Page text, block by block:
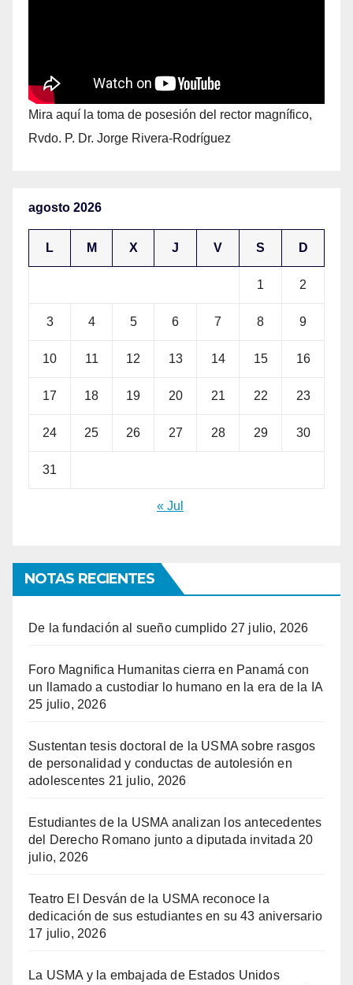
Mira aquí la toma de posesión del rector magnífico,
Rvdo. P. Dr. Jorge Rivera-Rodríguez
agosto 2026
L M X J V S D
1 2
3 4 5 6 7 8 9
10 11 12 13 14 15 16
17 18 19 20 21 22 23
24 25 26 27 28 29 30
31
« Jul
NOTAS RECIENTES
De la fundación al sueño cumplido 27 julio, 2026
Foro Magnifica Humanitas cierra en Panamá con
un llamado a custodiar lo humano en la era de la IA
25 julio, 2026
Sustentan tesis doctoral de la USMA sobre rasgos
de personalidad y conductas de autolesión en
adolescentes 21 julio, 2026
Estudiantes de la USMA analizan los antecedentes
del Derecho Romano junto a diputada invitada 20
julio, 2026
Teatro El Desván de la USMA reconoce la
dedicación de sus estudiantes en su 43 aniversario
17 julio, 2026
La USMA y la embajada de Estados Unidos